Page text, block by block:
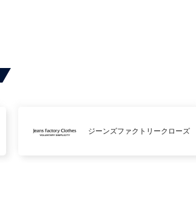
ジーンズファクトリークローズ